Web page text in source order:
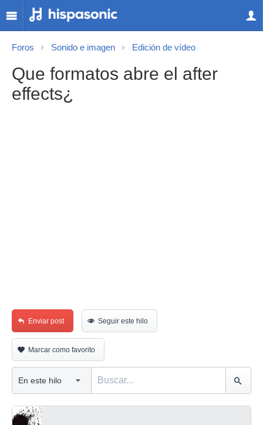
Foros Sonido e imagen Edición de vídeo
Que formatos abre el after
effects¿
Enviar post Seguir este hilo
Marcar como favorito